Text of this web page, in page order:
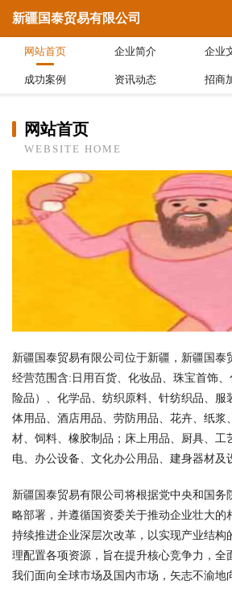
新疆国泰贸易有限公司
网站首页 企业简介 企业
成功案例 资讯动态 招商
网站首页
WEBSITE HOME
新疆国泰贸易有限公司位于新疆，新疆国泰
经营范围含:日用百货、化妆品、珠宝首饰
险品）、化学品、纺织原料、针纺织品、服
体用品、酒店用品、劳防用品、花卉、纸浆
材、饲料、橡胶制品；床上用品、厨具、工
电、办公设备、文化办公用品、建身器材及
新疆国泰贸易有限公司将根据党中央和国务
略部署，并遵循国资委关于推动企业壮大的
持续推进企业深层次改革，以实现产业结构
理配置各项资源，旨在提升核心竞争力，全
我们面向全球市场及国内市场，矢志不渝地